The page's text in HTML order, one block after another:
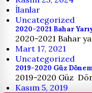
İlanlar
Uncategorized
2020-2021 Bahar
2020-2021 Bahar
Mart 17, 2021
Uncategorized
2019-2020 Güz
2019-2020 Güz
Kasım 5, 2019